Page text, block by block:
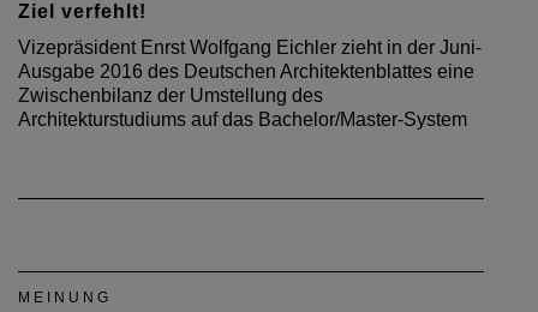
Ziel verfehlt!
Vizepräsident Enrst Wolfgang Eichler zieht in der Juni-
Ausgabe 2016 des Deutschen Architektenblattes eine
Zwischenbilanz der Umstellung des
Architekturstudiums auf das Bachelor/Master-System
MEINUNG